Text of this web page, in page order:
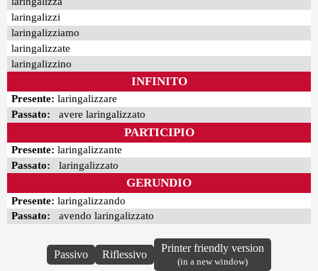
laringalizzi
laringalizziamo
laringalizzate
laringalizzino
INFINITO
Presente: laringalizzare
Passato: avere laringalizzato
PARTICIPIO
Presente: laringalizzante
Passato: laringalizzato
GERUNDIO
Presente: laringalizzando
Passato: avendo laringalizzato
Passivo Riflessivo
Printer friendly version
(in a new window)